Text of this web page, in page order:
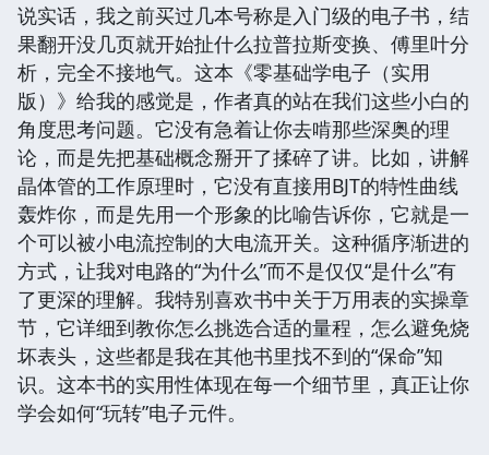
说实话，我之前买过几本号称是入门级的电子书，结
果翻开没几页就开始扯什么拉普拉斯变换、傅里叶分
析，完全不接地气。这本《零基础学电子（实用
版）》给我的感觉是，作者真的站在我们这些小白的
角度思考问题。它没有急着让你去啃那些深奥的理
论，而是先把基础概念掰开了揉碎了讲。比如，讲解
晶体管的工作原理时，它没有直接用BJT的特性曲线
轰炸你，而是先用一个形象的比喻告诉你，它就是一
个可以被小电流控制的大电流开关。这种循序渐进的
方式，让我对电路的“为什么”而不是仅仅“是什么”有
了更深的理解。我特别喜欢书中关于万用表的实操章
节，它详细到教你怎么挑选合适的量程，怎么避免烧
坏表头，这些都是我在其他书里找不到的“保命”知
识。这本书的实用性体现在每一个细节里，真正让你
学会如何“玩转”电子元件。